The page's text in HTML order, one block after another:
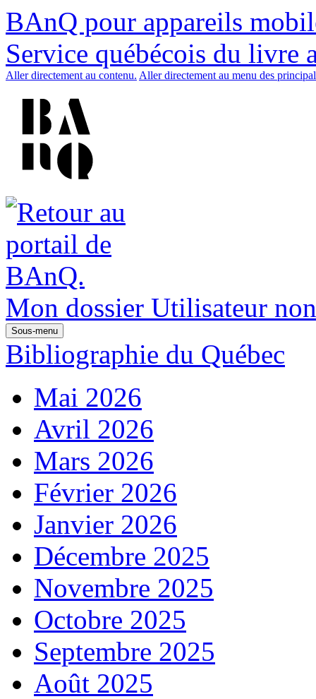
BAnQ pour appareils
Service québécois du livre
Aller directement au contenu. Aller directement au menu des
Mon dossier Utilisateur
Sous-menu
Bibliographie du Québec
Mai 2026
Avril 2026
Mars 2026
Février 2026
Janvier 2026
Décembre 2025
Novembre 2025
Octobre 2025
Septembre 2025
Août 2025